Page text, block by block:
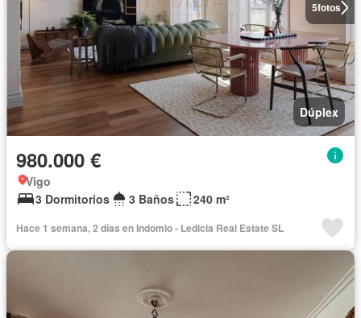
5fotos
Dúplex
980.000 €
Vigo
3 Dormitorios
3 Baños 240 m²
Hace 1 semana, 2 días en Indomio - Ledicia Real Estate SL